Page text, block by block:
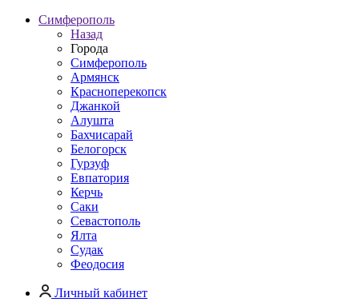
Симферополь
Назад
Города
Симферополь
Армянск
Красноперекопск
Джанкой
Алушта
Бахчисарай
Белогорск
Гурзуф
Евпатория
Керчь
Саки
Севастополь
Ялта
Судак
Феодосия
Личный кабинет